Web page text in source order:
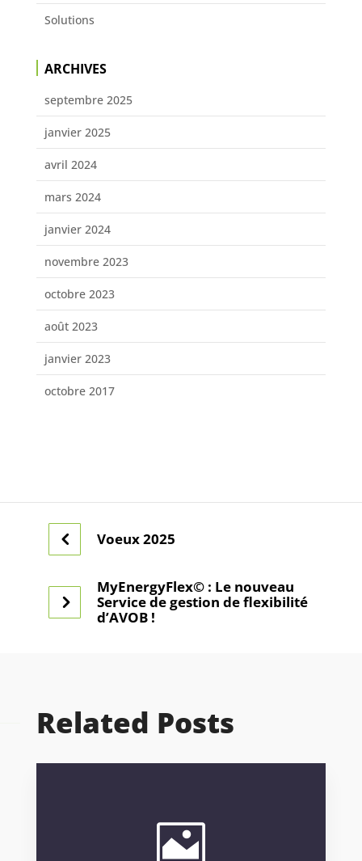
Solutions
ARCHIVES
septembre 2025
janvier 2025
avril 2024
mars 2024
janvier 2024
novembre 2023
octobre 2023
août 2023
janvier 2023
octobre 2017
Voeux 2025
MyEnergyFlex© : Le nouveau
Service de gestion de flexibilité
d’AVOB !
Related Posts